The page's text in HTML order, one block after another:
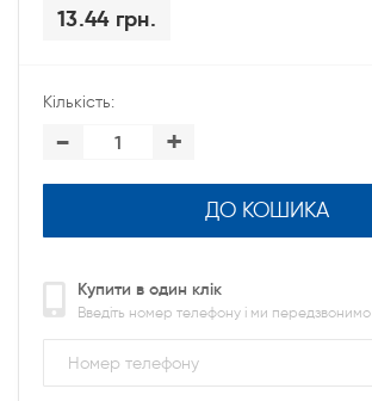
13.44 грн.
Кількість:
- +
ДО КОШИКА
Купити в один клік
Введіть номер телефону і ми передзвонимо